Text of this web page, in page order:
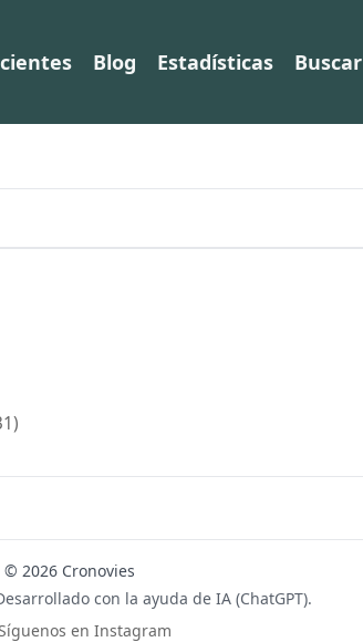
Blog Estadísticas Buscar
© 2026 Cronovies
con la ayuda de IA (ChatGPT).
en Instagram